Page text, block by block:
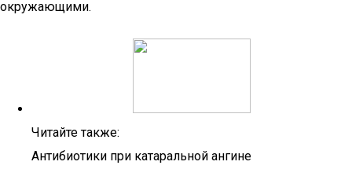
окружающими.
Читайте также:
Антибиотики при катаральной ангине